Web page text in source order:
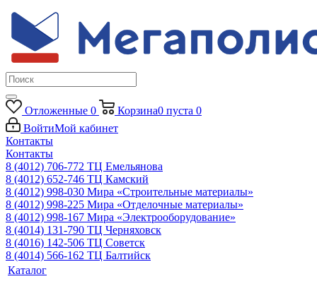
Отложенные 0 Корзина0 пуста 0
ВойтиМой кабинет
Контакты
Контакты
8 (4012) 706-772 ТЦ Емельянова
8 (4012) 652-746 ТЦ Камский
8 (4012) 998-030 Мира «Строительные материалы»
8 (4012) 998-225 Мира «Отделочные материалы»
8 (4012) 998-167 Мира «Электрооборудование»
8 (4014) 131-790 ТЦ Черняховск
8 (4016) 142-506 ТЦ Советск
8 (4014) 566-162 ТЦ Балтийск
Каталог